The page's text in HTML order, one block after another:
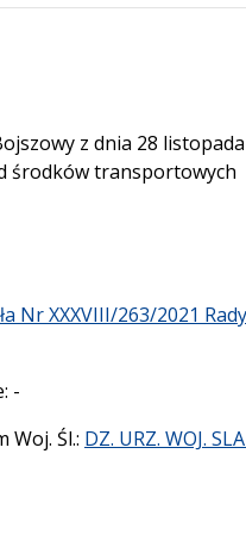
z dnia 28
środków transportowych
Nr XXXVIII/263/2021
-
Śl.: DZ. URZ. WOJ.